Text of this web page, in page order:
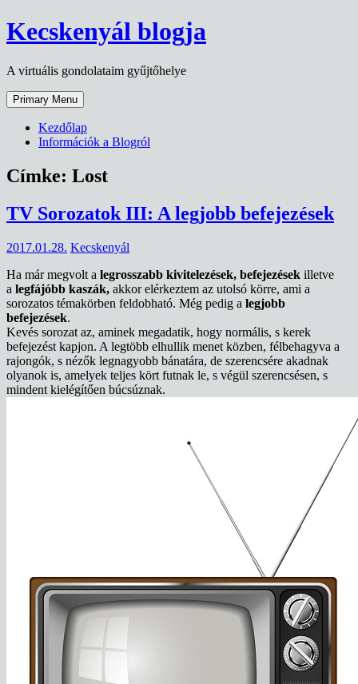
Skip
to
Kecskenyál blogja
A virtuális gondolataim gyűjtőhelye
Primary Menu
Kezdőlap
Információk a Blogról
Címke: Lost
TV Sorozatok III: A legjobb befejezések
2017.01.28. Kecskenyál
Ha már megvolt a legrosszabb kivitelezések, befejezések illetve
a legfájóbb kaszák, akkor elérkeztem az utolsó körre, ami a
sorozatos témakörben feldobható. Még pedig a legjobb
befejezések.
Kevés sorozat az, aminek megadatik, hogy normális, s kerek
befejezést kapjon. A legtöbb elhullik menet közben, félbehagyva a
rajongók, s nézők legnagyobb bánatára, de szerencsére akadnak
olyanok is, amelyek teljes kört futnak le, s végül szerencsésen, s
mindent kielégítően búcsúznak.